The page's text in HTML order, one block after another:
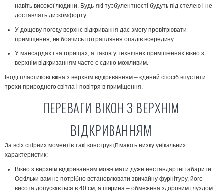
навіть високої людини. Будь-які турбулентності будуть під стелею і не
доставлять дискомфорту.
У дощову погоду верхнє відкривання дає змогу провітрювати
приміщення, не боячись потрапляння опадів всередину.
У мансардах і на горищах, а також у технічних приміщеннях вікно з
верхнім відкриванням часто є єдино можливим.
Іноді пластикові вікна з верхнім відкриванням – єдиний спосіб впустити
трохи природного світла і повітря в приміщення.
ПЕРЕВАГИ ВІКОН З ВЕРХНІМ
ВІДКРИВАННЯМ
За всіх спірних моментів такі конструкції мають низку унікальних
характеристик:
Вікно з верхнім відкриванням може мати дуже нестандартні габарити.
Оскільки вам не потрібно встановлювати звичайну фурнітуру, його
висота допускається в 40 см, а ширина – обмежена здоровим глуздом.